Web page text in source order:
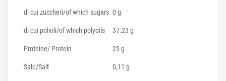
di cui zuccheri/of which sugars 0 g
di cui polioli/of which polyoils 37.23 g
Proteine/ Protein 25 g
Sale/Salt 0,11 g